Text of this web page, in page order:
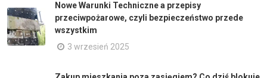
Nowe Warunki Techniczne a przepisy
przeciwpożarowe, czyli bezpieczeństwo przede
wszystkim
3 wrzesień 2025